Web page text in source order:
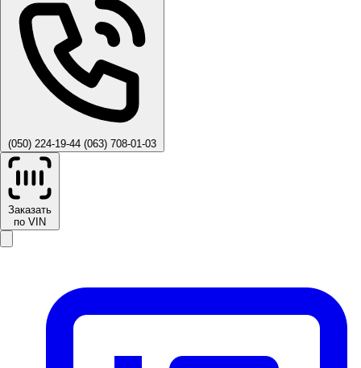
(050) 224-19-44 (063) 708-01-03
Заказать
по VIN